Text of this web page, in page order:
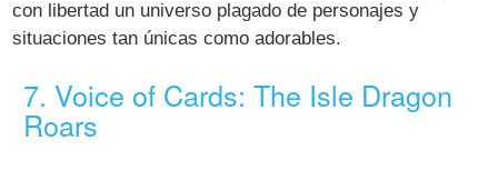
con libertad un universo plagado de personajes y
situaciones tan únicas como adorables.
7. Voice of Cards: The Isle Dragon
Roars